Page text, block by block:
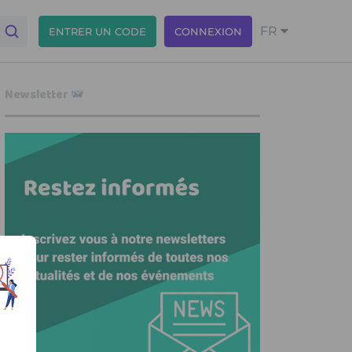
ENTRER UN CODE CONNEXION FR